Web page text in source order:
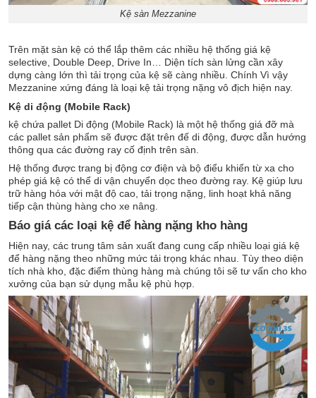
Kệ sàn Mezzanine
Trên mặt sàn kệ có thể lắp thêm các nhiều hệ thống giá kệ
selective, Double Deep, Drive In… Diện tích sàn lửng cần xây
dựng càng lớn thì tải trọng của kệ sẽ càng nhiều. Chính Vì vậy
Mezzanine xứng đáng là loại kệ tải trọng nặng vô địch hiện nay.
Kệ di động (Mobile Rack)
kệ chứa pallet Di động (Mobile Rack) là một hệ thống giá đỡ mà
các pallet sản phẩm sẽ được đặt trên đế di động, được dẫn hướng
thông qua các đường ray cố định trên sàn.
Hệ thống được trang bị động cơ điện và bộ điểu khiển từ xa cho
phép giá kệ có thể di vận chuyển dọc theo đường ray. Kệ giúp lưu
trữ hàng hóa với mật độ cao, tải trọng nặng, linh hoạt khả năng
tiếp cận thùng hàng cho xe nâng.
Báo giá các loại kệ để hàng nặng kho hàng
Hiện nay, các trung tâm sản xuất đang cung cấp nhiều loại giá kệ
để hàng nặng theo những mức tải trọng khác nhau. Tùy theo diện
tích nhà kho, đặc điểm thùng hàng mà chúng tôi sẽ tư vấn cho kho
xưởng của bạn sử dụng mẫu kệ phù hợp.